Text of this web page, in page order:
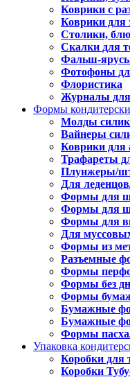
Коврики с
Коврики для
Столики,
Скалки для
Фальш-
Фотофоны
Флористика
Журналы для
Формы
Молды
Вайнеры
Коврики для
Трафареты
Плунжеры/
Для
Формы для
Формы для
Формы для
Для
Формы из
Разъемные
Формы
Формы без
Формы
Бумажные
Бумажные
Формы
Упаковка
Коробки для
Коробки